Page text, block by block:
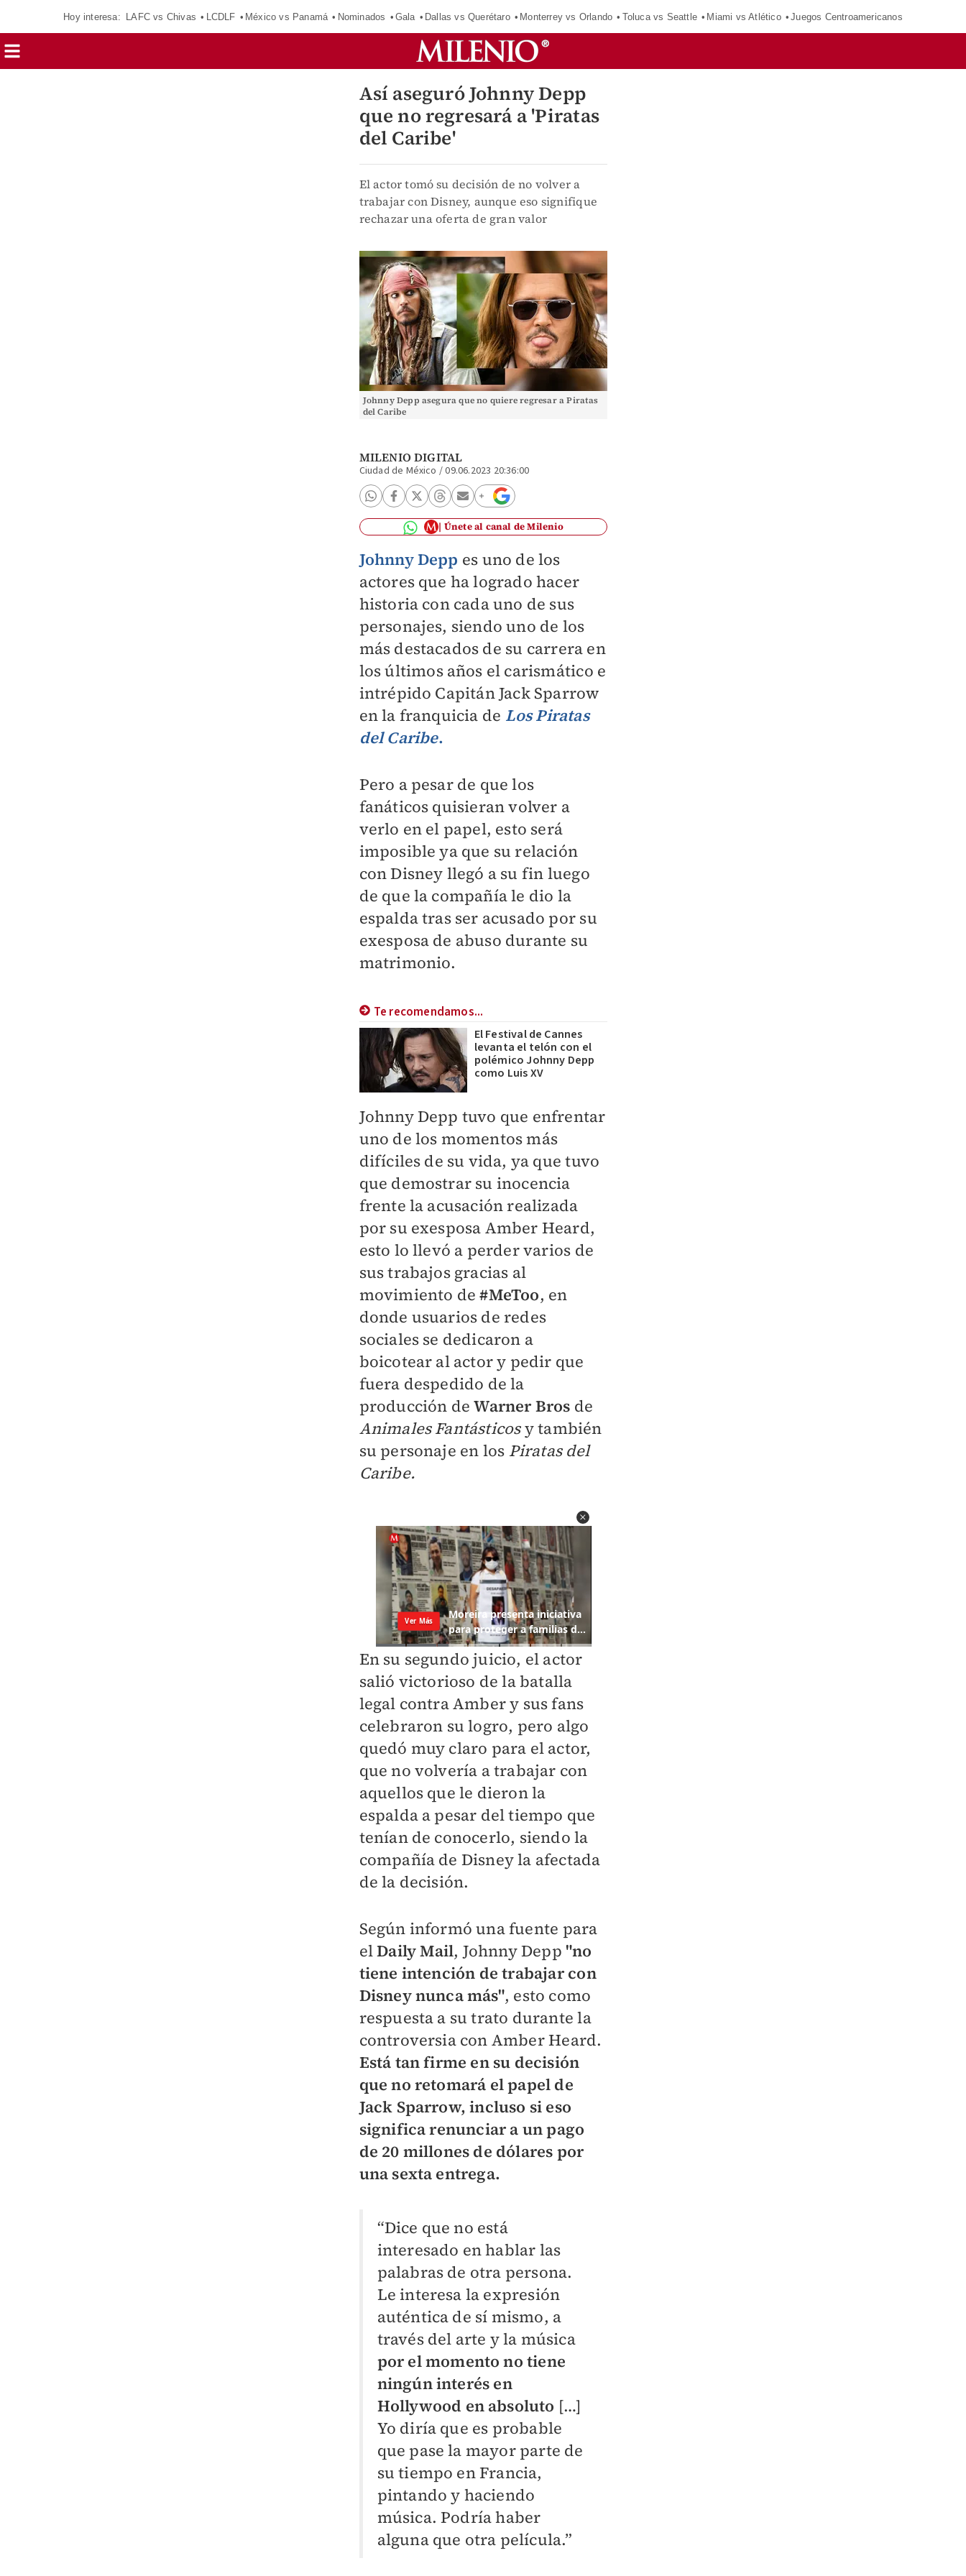
Hoy interesa: LAFC vs Chivas LCDLF México vs Panamá Nominados Gala Dallas vs Querétaro Monterrey vs Orlando Toluca vs Seattle Miami vs Atlético Juegos Centroamericanos
Así aseguró Johnny Depp
que no regresará a 'Piratas
del Caribe'
El actor tomó su decisión de no volver a
trabajar con Disney, aunque eso signifique
rechazar una oferta de gran valor
Johnny Depp asegura que no quiere regresar a Piratas
del Caribe
MILENIO DIGITAL
Ciudad de México /09.06.2023 20:36:00
Únete al canal de Milenio
Johnny Depp es uno de los
actores que ha logrado hacer
historia con cada uno de sus
personajes, siendo uno de los
más destacados de su carrera en
los últimos años el carismático e
intrépido Capitán Jack Sparrow
en la franquicia de Los Piratas
del Caribe.
Pero a pesar de que los
fanáticos quisieran volver a
verlo en el papel, esto será
imposible ya que su relación
con Disney llegó a su fin luego
de que la compañía le dio la
espalda tras ser acusado por su
exesposa de abuso durante su
matrimonio.
Te recomendamos...
El Festival de Cannes
levanta el telón con el
polémico Johnny Depp
como Luis XV
Johnny Depp tuvo que enfrentar
uno de los momentos más
difíciles de su vida, ya que tuvo
que demostrar su inocencia
frente la acusación realizada
por su exesposa Amber Heard,
esto lo llevó a perder varios de
sus trabajos gracias al
movimiento de#MeToo, en
donde usuarios de redes
sociales se dedicaron a
boicotear al actor y pedir que
fuera despedido de la
producción deWarner Bros de
Animales Fantásticosy también
su personaje en los Piratas del
Caribe.
En su segundo juicio, el actor
salió victorioso de la batalla
legal contra Amber y sus fans
celebraron su logro, pero algo
quedó muy claro para el actor,
que no volvería a trabajar con
aquellos que le dieron la
espalda a pesar del tiempo que
tenían de conocerlo, siendo la
compañía de Disney la afectada
de la decisión.
Según informó una fuente para
elDaily Mail, Johnny Depp "no
tiene intención de trabajar con
Disney nunca más", esto como
respuesta a su trato durante la
controversia con Amber Heard.
Está tan firme en su decisión
que no retomará el papel de
Jack Sparrow, incluso si eso
significa renunciar a un pago
de 20 millones de dólares por
una sexta entrega.
“Dice que no está
interesado en hablar las
palabras de otra persona.
Le interesa la expresión
auténtica de sí mismo, a
través del arte y la música
por el momento no tiene
ningún interés en
Hollywood en absoluto […]
Yo diría que es probable
que pase la mayor parte de
su tiempo en Francia,
pintando y haciendo
música. Podría haber
alguna que otra película.”